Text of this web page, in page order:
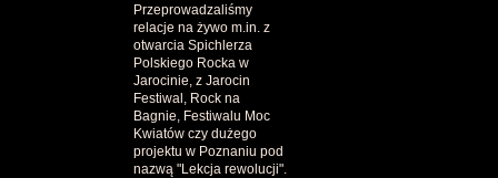
Przeprowadzaliśmy
relacje na żywo m.in. z
otwarcia Spichlerza
Polskiego Rocka w
Jarocinie, z Jarocin
Festiwal, Rock na
Bagnie, Festiwalu Moc
Kwiatów czy dużego
projektu w Poznaniu pod
nazwą "Lekcja rewolucji".